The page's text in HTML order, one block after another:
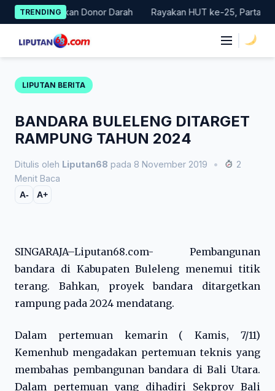
Skip
to
content
TRENDING
Gerakan Donor Darah Rayakan HUT ke-25, Partai
LIPUTAN BERITA
BANDARA BULELENG DITARGET
RAMPUNG TAHUN 2024
Ditulis oleh Liputan68 pada 8 November 2019 •
2
Menit Baca
A- A+
SINGARAJA–Liputan68.com- Pembangunan
bandara di Kabupaten Buleleng menemui titik
terang. Bahkan, proyek bandara ditargetkan
rampung pada 2024 mendatang.
Dalam pertemuan kemarin ( Kamis, 7/11)
Kemenhub mengadakan pertemuan teknis yang
membahas pembangunan bandara di Bali Utara.
Dalam pertemuan yang dihadiri Sekprov Bali